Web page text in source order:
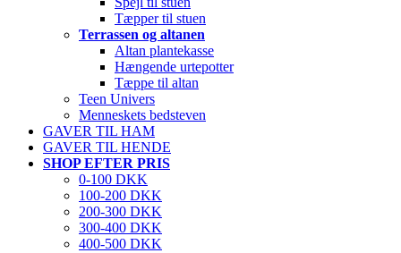
Tæpper til stuen
Terrassen og altanen
Altan plantekasse
Hængende urtepotter
Tæppe til altan
Teen Univers
Menneskets bedsteven
GAVER TIL HAM
GAVER TIL HENDE
SHOP EFTER PRIS
0-100 DKK
100-200 DKK
200-300 DKK
300-400 DKK
400-500 DKK